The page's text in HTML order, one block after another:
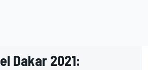
Dakar 2021: